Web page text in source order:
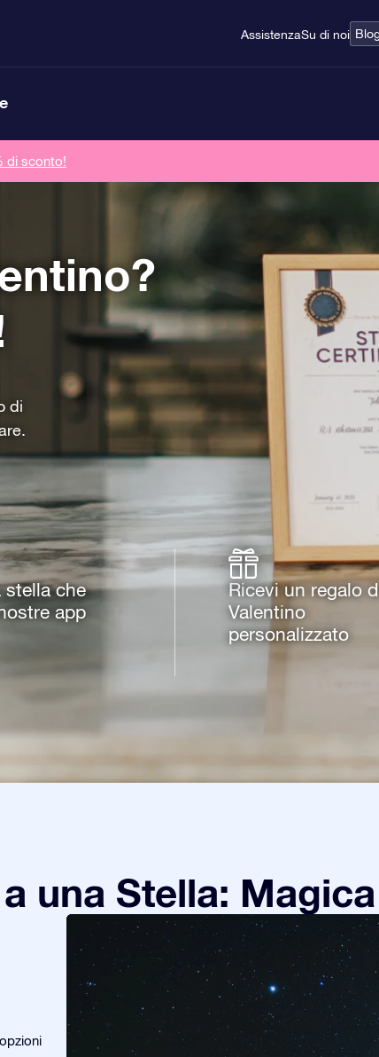
AssistenzaSu di noi
di sconto!
di
stella che
app
Ricevi un regalo
Valentino
personalizzato
una Stella: